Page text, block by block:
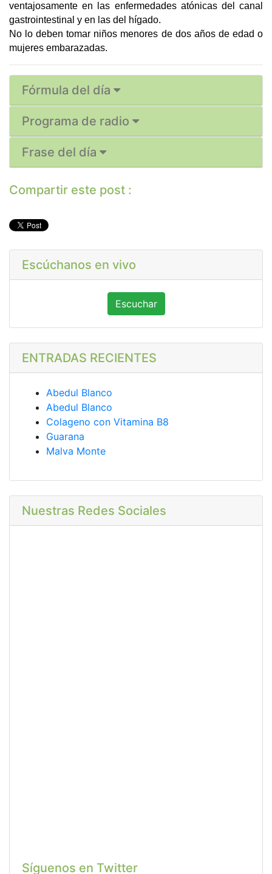
ventajosamente en las enfermedades atónicas del canal
gastrointestinal y en las del hígado.
No lo deben tomar niños menores de dos años de edad o
mujeres embarazadas.
Fórmula del día
Programa de radio
Frase del día
Compartir este post :
Escúchanos en vivo
Escuchar
ENTRADAS RECIENTES
Abedul Blanco
Abedul Blanco
Colageno con Vitamina B8
Guarana
Malva Monte
Nuestras Redes Sociales
Síguenos en Twitter